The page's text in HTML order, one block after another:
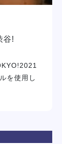
谷!
を使用し